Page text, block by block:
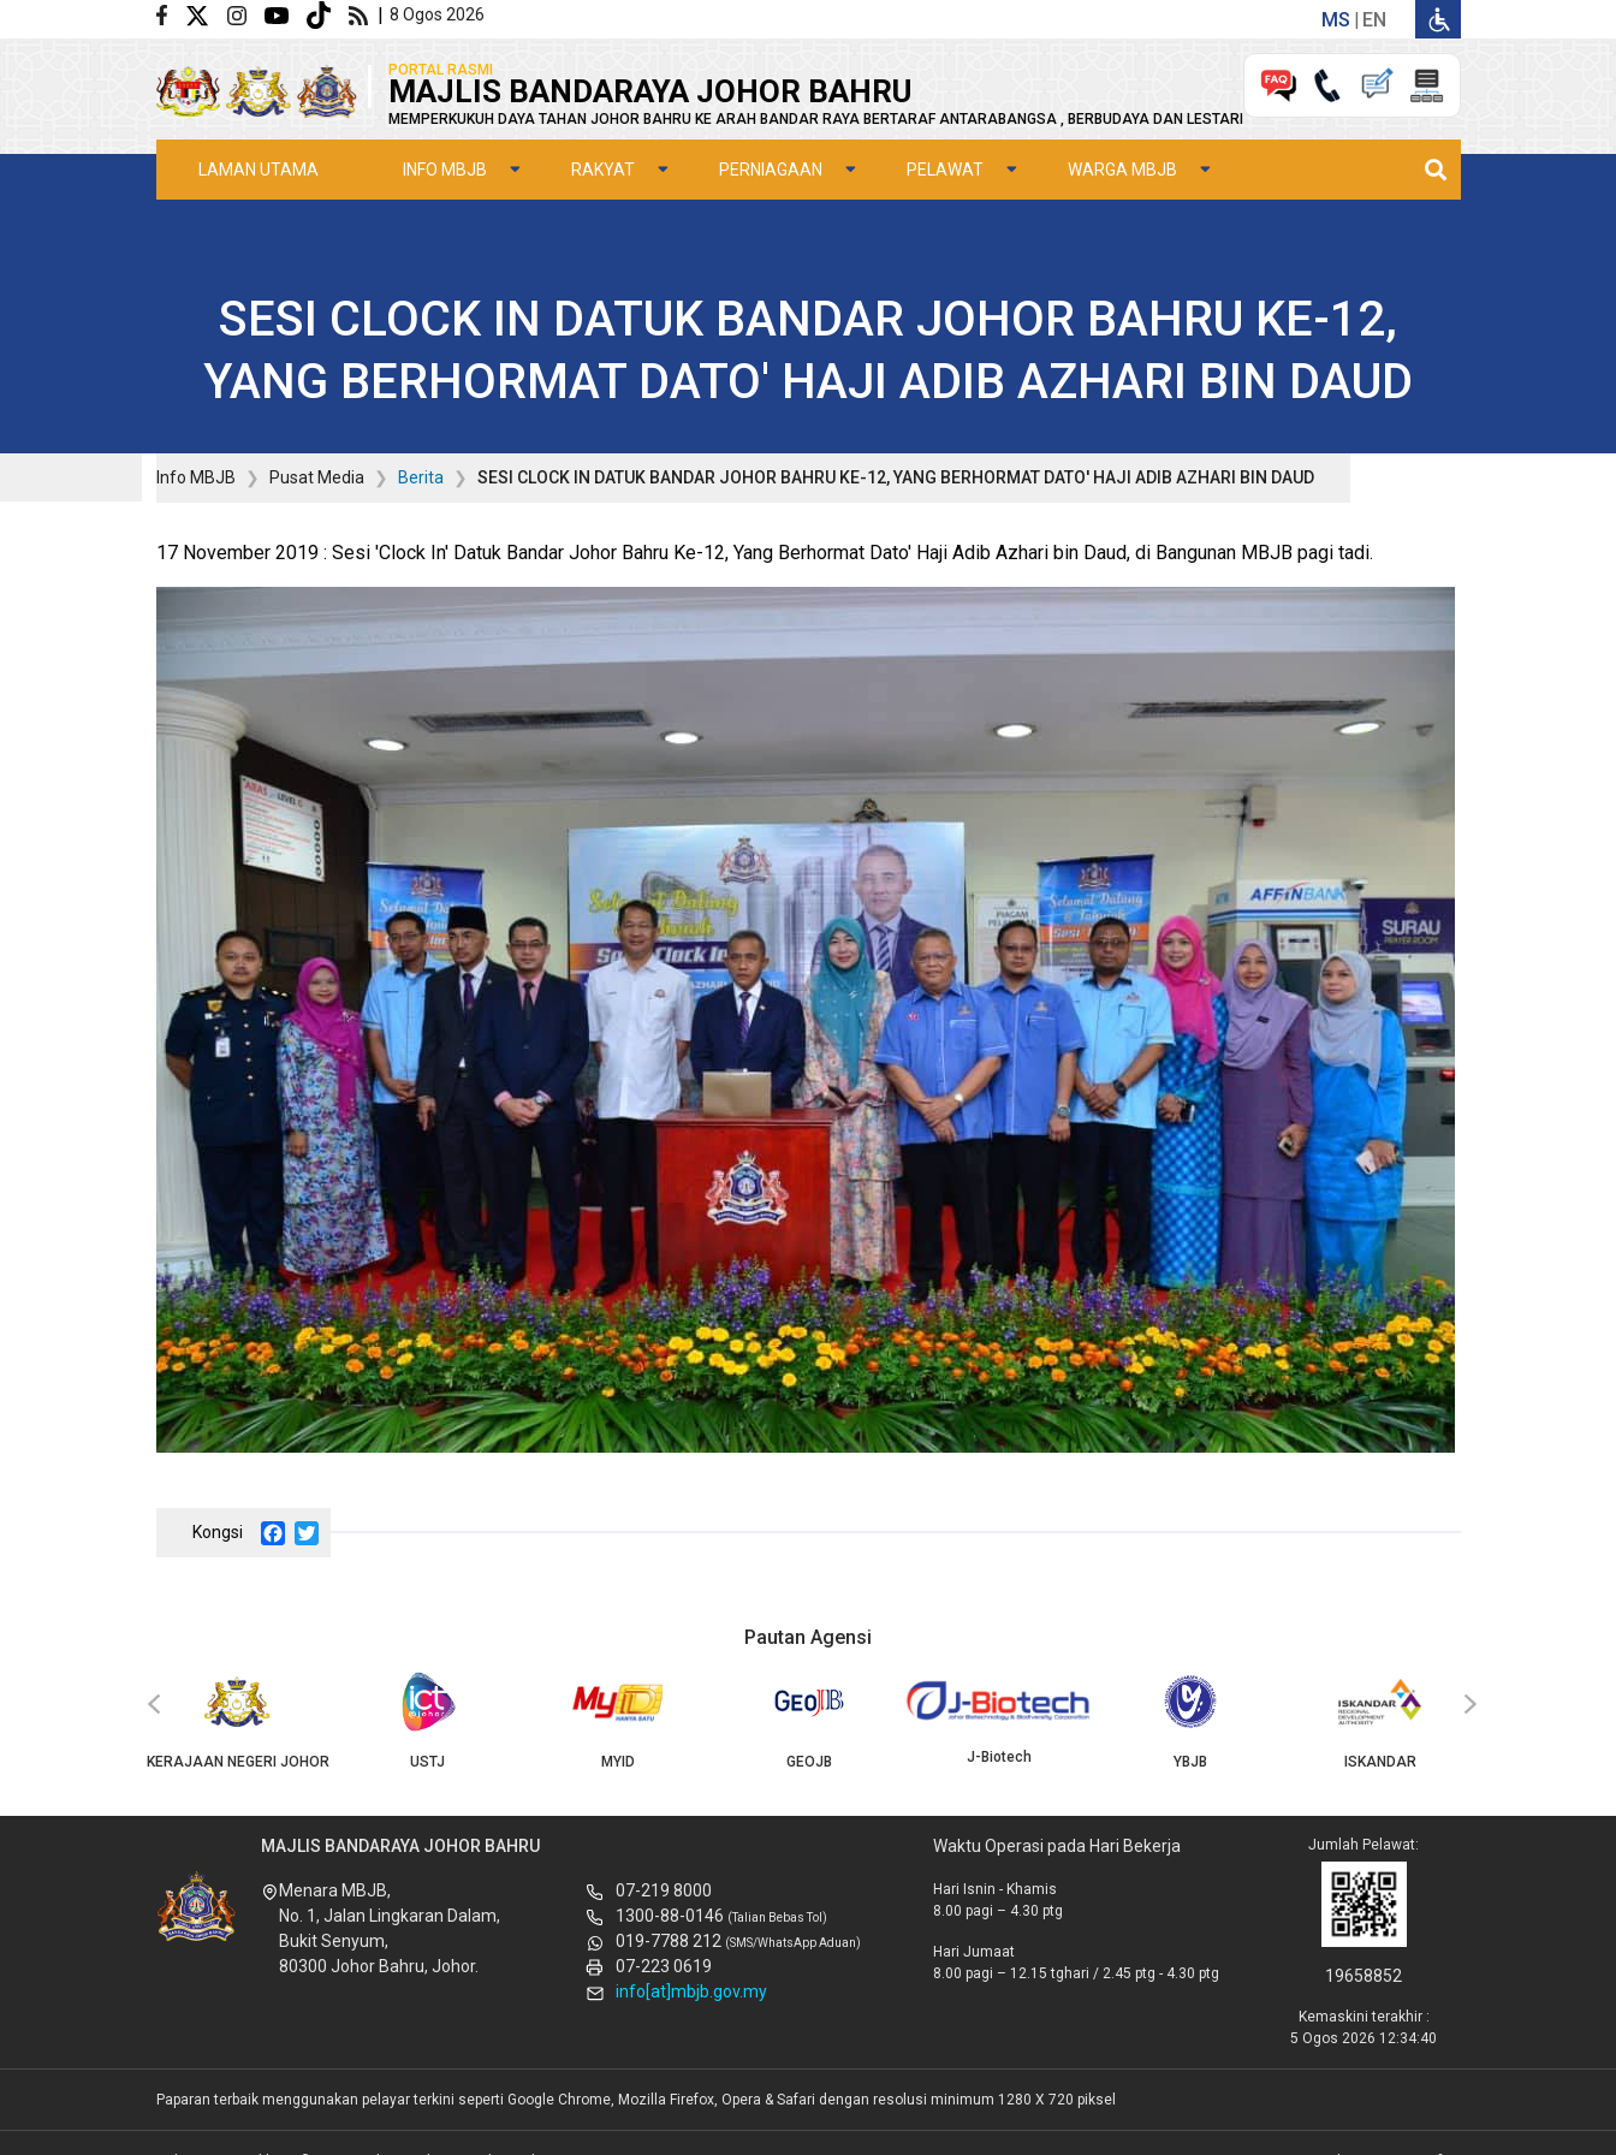
Langkau ke kandungan utama | 8 Ogos 2026 MS EN
PORTAL RASMI
MAJLIS BANDARAYA JOHOR BAHRU
MEMPERKUKUH DAYA TAHAN JOHOR BAHRU KE ARAH BANDAR RAYA BERTARAF ANTARABANGSA , BERBUDAYA DAN LESTARI
LAMAN UTAMA INFO MBJB RAKYAT PERNIAGAAN PELAWAT WARGA MBJB
SESI CLOCK IN DATUK BANDAR JOHOR BAHRU KE-12,
YANG BERHORMAT DATO' HAJI ADIB AZHARI BIN DAUD
Info MBJB Pusat Media Berita SESI CLOCK IN DATUK BANDAR JOHOR BAHRU KE-12, YANG BERHORMAT DATO' HAJI ADIB AZHARI BIN DAUD
17 November 2019 : Sesi 'Clock In' Datuk Bandar Johor Bahru Ke-12, Yang Berhormat Dato' Haji Adib Azhari bin Daud, di Bangunan MBJB pagi tadi.
Facebook
Twitter
Pautan Agensi
KERAJAAN NEGERI JOHOR USTJ MYID GEOJB J-Biotech YBJB ISKANDAR
‹ ›
MAJLIS BANDARAYA JOHOR BAHRU
Menara MBJB,
No. 1, Jalan Lingkaran Dalam,
Bukit Senyum,
80300 Johor Bahru, Johor.
07-219 8000
1300-88-0146 (Talian Bebas Tol)
019-7788 212 (SMS/WhatsApp Aduan)
07-223 0619
info[at]mbjb.gov.my
Waktu Operasi pada Hari Bekerja
Hari Isnin - Khamis
8.00 pagi – 4.30 ptg
Hari Jumaat
8.00 pagi – 12.15 tghari / 2.45 ptg - 4.30 ptg
Jumlah Pelawat:
19658852
Kemaskini terakhir :
5 Ogos 2026 12:34:40
Paparan terbaik menggunakan pelayar terkini seperti Google Chrome, Mozilla Firefox, Opera & Safari dengan resolusi minimum 1280 X 720 piksel